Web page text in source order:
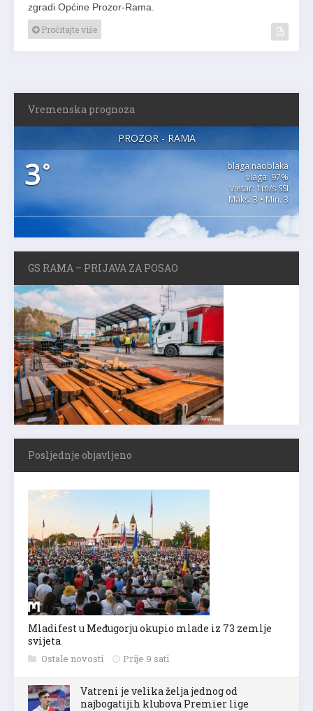
zgradi Općine Prozor-Rama.
Pročitajte više
Vremenska prognoza
PROZOR - RAMA
3°
blaga naoblaka
vlaga: 97%
vjetar: 1m/s SSI
Maks. 3 • Min. 3
GS RAMA – PRIJAVA ZA POSAO
Posljednje objavljeno
Mladifest u Međugorju okupio mlade iz 73 zemlje
svijeta
Ostale novosti Prije 9 sati
Vatreni je velika želja jednog od
najbogatijih klubova Premier lige